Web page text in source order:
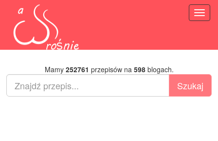
Mamy 252761 przepisów na 598blogach.